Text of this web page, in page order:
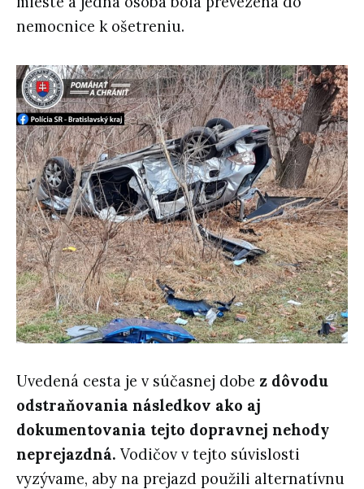
nemocnice k ošetreniu.
Uvedená cesta je v súčasnej dobe z dôvodu
odstraňovania následkov ako aj
dokumentovania tejto dopravnej nehody
neprejazdná. Vodičov v tejto súvislosti
vyzývame, aby na prejazd použili alternatívnu